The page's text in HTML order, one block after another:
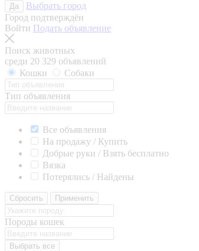
Да
Выбрать город
Город подтверждён
Войти Подать объявление
Поиск животных
среди 20 329 объявлений
Кошки
Собаки
Тип объявления
Все объявления
На продажу / Купить
Добрые руки / Взять бесплатно
Вязка
Потерялись / Найдены
Сбросить Применить
Породы кошек
Выбрать все